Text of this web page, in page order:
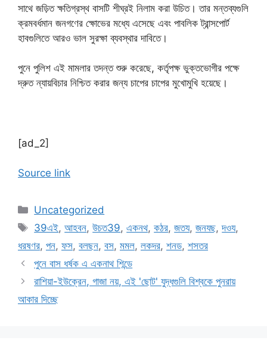
সাথে জড়িত ক্ষতিগ্রস্থ বাসটি শীঘ্রই নিলাম করা উচিত। তার মন্তব্যগুলি
ক্রমবর্ধমান জনগণের ক্ষোভের মধ্যে এসেছে এবং পাবলিক ট্রান্সপোর্ট
হাবগুলিতে আরও ভাল সুরক্ষা ব্যবস্থার দাবিতে।
পুনে পুলিশ এই মামলার তদন্ত শুরু করেছে, কর্তৃপক্ষ ভুক্তভোগীর পক্ষে
দ্রুত ন্যায়বিচার নিশ্চিত করার জন্য চাপের চাপের মুখোমুখি হয়েছে।
[ad_2]
Source link
Categories
Uncategorized
Tags
39এই,আহবন,উচত39,একনথ,কঠর,জতয,জনযছ,দওয,
ধরষণর, পন, ফস, বলছন, বস, মমল, লকদর, শনড, শসতর
পুনে বাস ধর্ষক এ একনাথ শিন্ডে
রাশিয়া-ইউক্রেন, গাজা নয়, এই 'ছোট' যুদ্ধগুলি বিশ্বকে পুনরায়
আকার দিচ্ছে